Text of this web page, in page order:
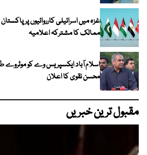
ممالک کا مشترکہ اعلامیہ
اسلام آباد ایکسپریس وے کو موٹروے
محسن نقوی کا اعلان
مقبول ترین خبریں